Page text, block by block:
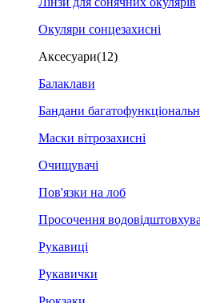
Окуляри сонцезахисні
Аксесуари(12)
Балаклави
Бандани
Маски вітрозахисні
Очищувачі
Пов'язки на лоб
Просочення
Рукавиці
Рукавички